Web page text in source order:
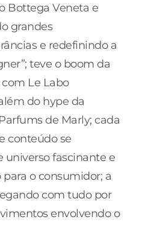
Bottega Veneta e
grandes
e redefinindo a
teve o boom da
Le Labo
do hype da
de Marly; cada
conteúdo se
universo fascinante e
o consumidor; a
com tudo por
envolvendo o